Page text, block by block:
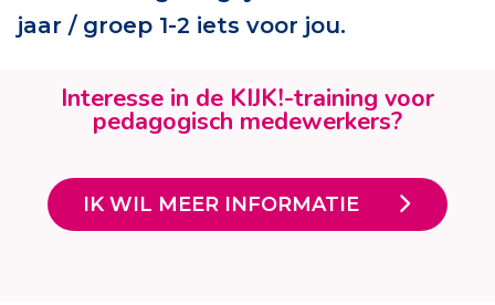
jaar / groep 1-2 iets voor jou.
Interesse in de KIJK!-training voor
pedagogisch medewerkers?
IK WIL MEER INFORMATIE